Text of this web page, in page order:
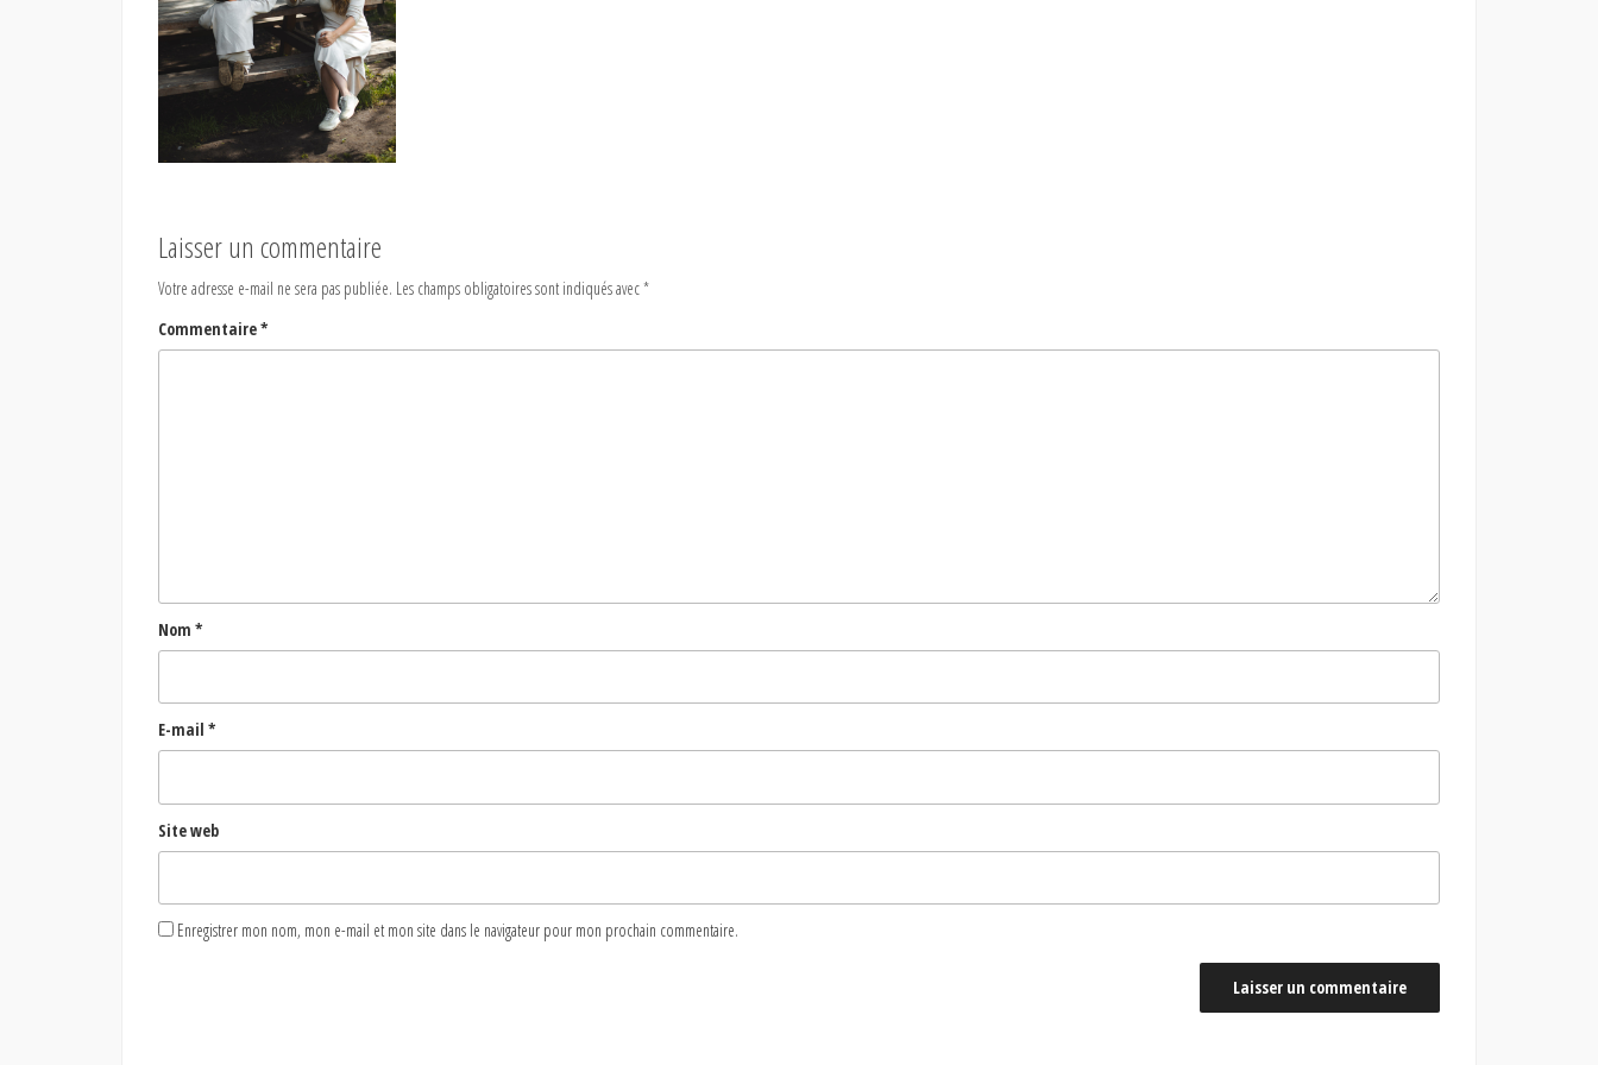
Laisser un commentaire
Votre adresse e-mail ne sera pas publiée. Les champs obligatoires sont indiqués avec*
Commentaire*
Nom *
E-mail *
Site web
Enregistrer mon nom, mon e-mail et mon site dans le navigateur pour mon prochain commentaire.